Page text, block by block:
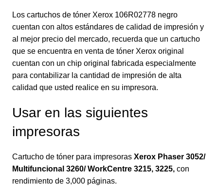
Los cartuchos de tóner Xerox 106R02778 negro
cuentan con altos estándares de calidad de impresión y
al mejor precio del mercado, recuerda que un cartucho
que se encuentra en venta de tóner Xerox original
cuentan con un chip original fabricada especialmente
para contabilizar la cantidad de impresión de alta
calidad que usted realice en su impresora.
Usar en las siguientes
impresoras
Cartucho de tóner para impresoras Xerox Phaser 3052/
Multifuncional 3260/ WorkCentre 3215, 3225, con
rendimiento de 3,000 páginas.